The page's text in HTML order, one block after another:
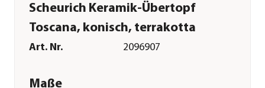
Scheurich Keramik-Übertopf
Toscana, konisch, terrakotta
Art. Nr. 2096907
Maße